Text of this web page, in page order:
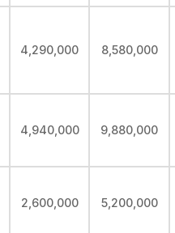
4,290,000 8,580,000
4,940,000 9,880,000
2,600,000 5,200,000